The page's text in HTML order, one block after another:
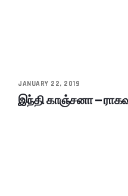
JANUARY 22, 2019
இந்தி காஞ்சனா –